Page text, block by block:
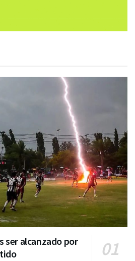
ser alcanzado por